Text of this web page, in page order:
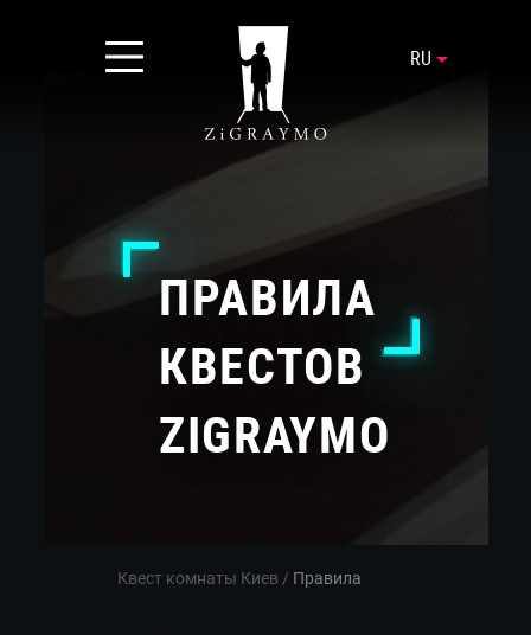
RU
ПРАВИЛА
КВЕСТОВ
ZIGRAYMO
Квест комнаты Киев / Правила